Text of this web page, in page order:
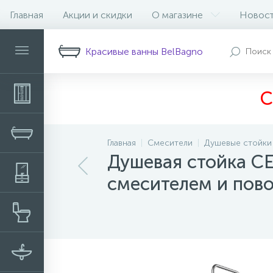
Главная Акции и скидки О магазине
Красивые ванны BelBagno
Главная Смесители Душевые стойки
Душевая стойка
смесителем и
Описание Характеристики